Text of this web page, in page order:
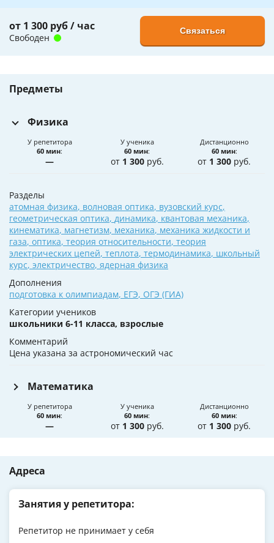
от 1 300 руб / час
Свободен
Связаться
Предметы
Физика
У репетитора
60 мин:
—
У ученика
60 мин:
от 1 300руб.
Дистанционно
60 мин:
от 1 300 руб.
Разделы
атомная физика, волновая оптика, вузовский курс,
геометрическая оптика, динамика, квантовая механика,
кинематика, магнетизм, механика, механика жидкости и
газа, оптика, теория относительности, теория
электрических цепей, теплота, термодинамика, школьный
курс, электричество, ядерная физика
Дополнения
подготовка к олимпиадам, ЕГЭ, ОГЭ (ГИА)
Категории учеников
школьники 6-11 класса, взрослые
Комментарий
Цена указана за астрономический час
Математика
У репетитора
60 мин:
—
У ученика
60 мин:
от 1 300руб.
Дистанционно
60 мин:
от 1 300 руб.
Адреса
Занятия у репетитора:
Репетитор не принимает у себя